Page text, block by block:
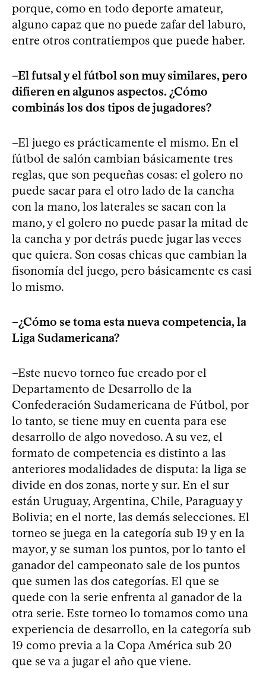
porque, como en todo deporte amateur,
alguno capaz que no puede zafar del laburo,
entre otros contratiempos que puede haber.
–El futsal y el fútbol son muy similares, pero
difieren en algunos aspectos. ¿Cómo
combinás los dos tipos de jugadores?
–El juego es prácticamente el mismo. En el
fútbol de salón cambian básicamente tres
reglas, que son pequeñas cosas: el golero no
puede sacar para el otro lado de la cancha
con la mano, los laterales se sacan con la
mano, y el golero no puede pasar la mitad de
la cancha y por detrás puede jugar las veces
que quiera. Son cosas chicas que cambian la
fisonomía del juego, pero básicamente es casi
lo mismo.
–¿Cómo se toma esta nueva competencia, la
Liga Sudamericana?
–Este nuevo torneo fue creado por el
Departamento de Desarrollo de la
Confederación Sudamericana de Fútbol, por
lo tanto, se tiene muy en cuenta para ese
desarrollo de algo novedoso. A su vez, el
formato de competencia es distinto a las
anteriores modalidades de disputa: la liga se
divide en dos zonas, norte y sur. En el sur
están Uruguay, Argentina, Chile, Paraguay y
Bolivia; en el norte, las demás selecciones. El
torneo se juega en la categoría sub 19 y en la
mayor, y se suman los puntos, por lo tanto el
ganador del campeonato sale de los puntos
que sumen las dos categorías. El que se
quede con la serie enfrenta al ganador de la
otra serie. Este torneo lo tomamos como una
experiencia de desarrollo, en la categoría sub
19 como previa a la Copa América sub 20
que se va a jugar el año que viene.